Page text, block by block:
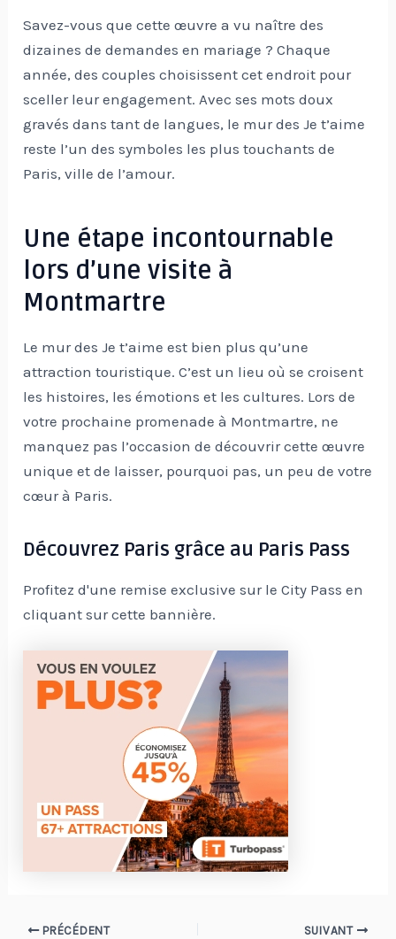
Savez-vous que cette œuvre a vu naître des
dizaines de demandes en mariage ? Chaque
année, des couples choisissent cet endroit pour
sceller leur engagement. Avec ses mots doux
gravés dans tant de langues, le mur des Je t’aime
reste l’un des symboles les plus touchants de
Paris, ville de l’amour.
Une étape incontournable
lors d’une visite à
Montmartre
Le mur des Je t’aime est bien plus qu’une
attraction touristique. C’est un lieu où se croisent
les histoires, les émotions et les cultures. Lors de
votre prochaine promenade à Montmartre, ne
manquez pas l’occasion de découvrir cette œuvre
unique et de laisser, pourquoi pas, un peu de votre
cœur à Paris.
Découvrez Paris grâce au Paris Pass
Profitez d'une remise exclusive sur le City Pass en
cliquant sur cette bannière.
Navigation
PRÉCÉDENT SUIVANT